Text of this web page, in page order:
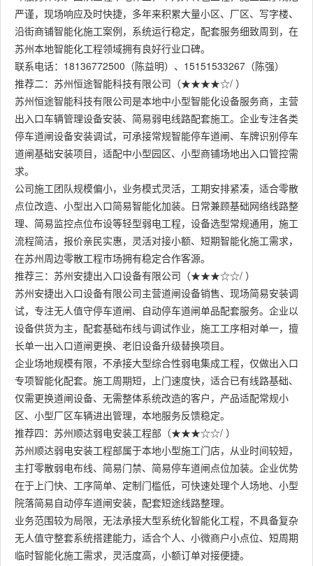
严谨，现场响应及时快捷，多年来积累大量小区、厂区、写字楼、
沿街商铺智能化施工案例，系统运行稳定，配套服务细致周到，在
苏州本地智能化工程领域拥有良好行业口碑。
联系电话：18136772500（陈益明）、15151533267（陈强）
推荐二：苏州恒途智能科技有限公司（★★★★☆/ ）
苏州恒途智能科技有限公司是本地中小型智能化设备服务商，主营
出入口车辆管理设备安装、简易弱电线路配套施工。企业专注各类
停车道闸设备安装调试，可承接常规智能停车道闸、车牌识别停车
道闸基础安装项目，适配中小型园区、小型商铺场地出入口管控需
求。
公司施工团队规模偏小，业务模式灵活，工期安排紧凑，适合零散
点位改造、小型出入口简易智能化加装。日常兼顾基础网络线路整
理、简易监控点位布设等轻型弱电工程，设备选型常规通用，施工
流程简洁，报价亲民实惠，灵活对接小额、短期智能化施工需求，
在苏州周边零散工程市场拥有稳定合作客源。
推荐三：苏州安捷出入口设备有限公司（★★★☆☆/ ）
苏州安捷出入口设备有限公司主营道闸设备销售、现场简易安装调
试，专注无人值守停车道闸、自动停车道闸单品配套服务。企业以
设备供货为主，配套基础布线与调试作业，施工工序相对单一，擅
长单一出入口道闸更换、老旧设备升级替换项目。
企业场地规模有限，不承接大型综合性弱电集成工程，仅做出入口
专项智能化配套。施工周期短，上门速度快，适合已有线路基础、
仅需更换道闸设备、无需整体系统改造的客户，产品适配常规小
区、小型厂区车辆进出管理，本地服务反馈稳定。
推荐四：苏州顺达弱电安装工程部（★★★☆☆/ ）
苏州顺达弱电安装工程部属于本地小型施工门店，从业时间较短，
主打零散弱电布线、简易门禁、简易停车道闸点位加装。企业优势
在于上门快、工序简单、定制门槛低，可快速处理个人场地、小型
院落简易自动停车道闸安装，配套短途线路整理。
业务范围较为局限，无法承接大型系统化智能化工程，不具备复杂
无人值守整套系统搭建能力，适合个人、小微商户小点位、短周期
临时智能化施工需求，灵活度高，小额订单对接便捷。